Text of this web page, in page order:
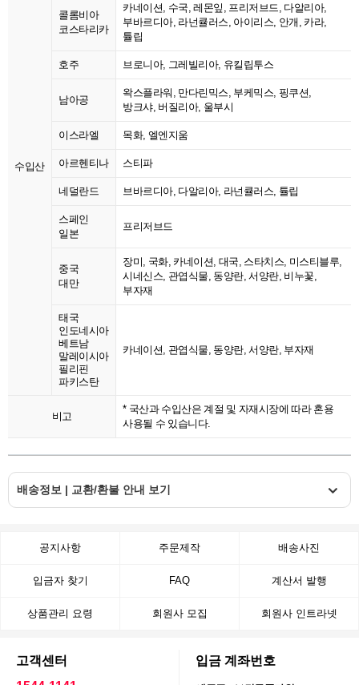
수입산
콜롬비아
코스타리카
카네이션, 수국, 레몬잎, 프리저브드, 다알리아,
부바르디아, 라넌큘러스, 아이리스, 안개, 카라,
튤립
호주 브로니아, 그레빌리아, 유킬립투스
남아공
왁스플라워, 만다린믹스, 부케믹스, 핑쿠션,
방크샤, 버질리아, 울부시
이스라엘 목화, 엘엔지움
아르헨티나 스티파
네덜란드 브바르디아, 다알리아, 라넌큘러스, 튤립
스페인
일본
프리저브드
중국
대만
장미, 국화, 카네이션, 대국, 스타치스, 미스티블루,
시네신스, 관엽식물, 동양란, 서양란, 비누꽃,
부자재
태국
인도네시아
베트남
말레이시아
필리핀
파키스탄
카네이션, 관엽식물, 동양란, 서양란, 부자재
비고
* 국산과 수입산은 계절 및 자재시장에 따라 혼용
사용될 수 있습니다.
배송정보 | 교환/환불 안내 보기
공지사항 주문제작 배송사진
입금자 찾기 FAQ 계산서 발행
상품관리 요령 회원사 모집 회원사 인트라넷
고객센터
입금 계좌번호